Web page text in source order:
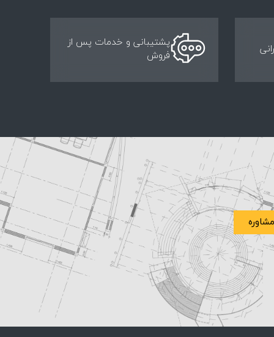
پشتیبانی و خدمات پس از
فروش